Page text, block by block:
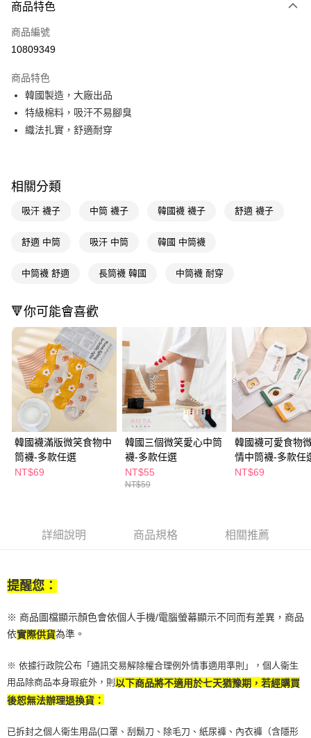
POYA支付
信用卡一次付款
LINE Pay
Apple Pay
Google Pay
相關說明
便利好安心！
２．便利：只要手機號碼，簡訊認證，即可結帳。
３．安心：先確認商品／服務後，再付款。
【「AFTEE先享後付」結帳流程】
１．於結帳方式選擇「AFTEE先享後付」後，將跳轉至「AFTEE先享後付」
結帳頁面，進行簡訊認證並確認金額後，即可完成結帳。
２．訂單成立數日內，您將收到繳費通知簡訊。
３．收到繳費通知簡訊後14天內，點擊此簡訊中的連結，可透過四大超商／
ATM／網路銀行／等多元方式進行付款，方視為交易完成。
※ 請注意：結帳手續完成當下不需立刻繳費，但若您需要取消訂單，請聯絡
購買商品的店家。未經商家同意取消之訂單仍視為有效，需透過AFTEE先享
後付繳納相關費用。
※ 交易是否成功請以「AFTEE先享後付 」之結帳頁面顯示為準，若有關於
客戶支援中心」
https://netprotections.freshdesk.com/support/home
易，需依本服務之必要範圍內提供個人資料，並將交易相關給付款項請求債
權轉讓予恩沛科技股份有限公司。
３．未成年的使用者請事先徵得法定代理人或監護人之同意方可使用
「AFTEE先享後付」，若未經同意申辦者引起之損失，本公司不負相關責
４．使用「AFTEE先享後付」時，將依據個別帳號之用戶狀況，依本公司即
時審查核予不同之上限額度；若仍有額度不足之情形，本公司將視審查結果
請求用戶進行身份認證。
恩沛科技股份有限公司將有權停止該用戶之使用額度並採取法律行動。
全家取貨付款
每筆NT$65，滿NT$390(含以上)免運費
付款後全家取貨
每筆NT$65，滿NT$390(含以上)免運費
萊爾富取貨付款
每筆NT$65，滿NT$490(含以上)免運費
付款後萊爾富取貨
每筆NT$65，滿NT$490(含以上)免運費
付款後7-11取貨
宅配(本島)
付款後寶雅門市自取(由倉庫統一出貨)
商品特色
商品編號
10809349
商品特色
韓國製造，大廠出品
特級棉料，吸汗不易腳臭
織法扎實，舒適耐穿
相關分類
吸汗 襪子 中筒 襪子 韓國襪 襪子 舒適 襪子
舒適 中筒 吸汗 中筒 韓國 中筒襪
中筒襪 舒適 長筒襪 韓國 中筒襪 耐穿
🔻你可能會喜歡
韓國襪滿版微笑食物中
筒襪-多款任選
NT$69
韓國三個微笑愛心中筒
襪-多款任選
NT$55
NT$59
韓國襪可愛食物
情中筒襪-多款任
NT$69
詳細說明 商品規格 相關推薦
提醒您：
※ 商品圖檔顯示顏色會依個人手機/電腦螢幕顯示不同而有差異，商品
依實際供貨為準。
※ 依據行政院公布「通訊交易解除權合理例外情事適用準則」，個人衛生
用品除商品本身瑕疵外，則 以下商品將不適用於七天猶豫期，若經購買
後恕無法辦理退換貨：
已拆封之個人衛生用品(口罩、刮鬍刀、除毛刀、紙尿褲、內衣褲（含隱形